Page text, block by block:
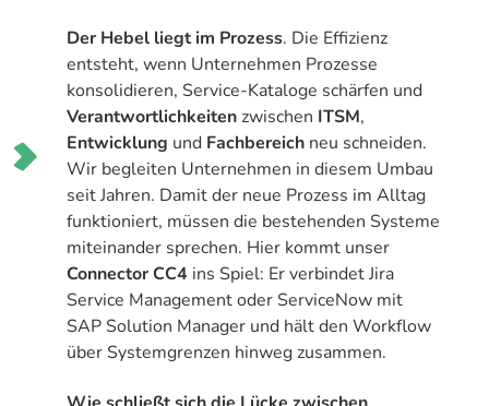
Der Hebel liegt im Prozess. Die Effizienz
entsteht, wenn Unternehmen Prozesse
konsolidieren, Service-Kataloge schärfen und
Verantwortlichkeiten zwischen ITSM,
Entwicklung und Fachbereich neu schneiden.
Wir begleiten Unternehmen in diesem Umbau
seit Jahren. Damit der neue Prozess im Alltag
funktioniert, müssen die bestehenden Systeme
miteinander sprechen. Hier kommt unser
Connector CC4ins Spiel: Er verbindet Jira
Service Management oder ServiceNow mit
SAP Solution Manager und hält den Workflow
über Systemgrenzen hinweg zusammen.